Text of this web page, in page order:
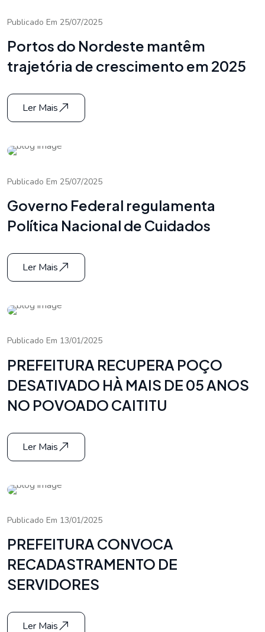
Publicado Em 25/07/2025
Portos do Nordeste mantêm
trajetória de crescimento em 2025
Ler Mais
Publicado Em 25/07/2025
Governo Federal regulamenta
Política Nacional de Cuidados
Ler Mais
Publicado Em 13/01/2025
PREFEITURA RECUPERA POÇO
DESATIVADO HÀ MAIS DE 05 ANOS
NO POVOADO CAITITU
Ler Mais
Publicado Em 13/01/2025
PREFEITURA CONVOCA
RECADASTRAMENTO DE
SERVIDORES
Ler Mais